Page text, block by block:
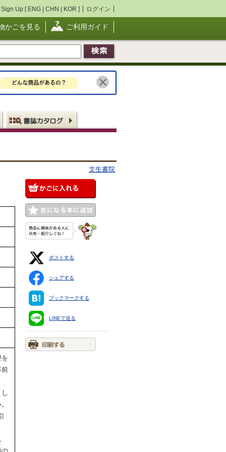
Sign Up [ ENG | CHN | KOR ] ログイン
かごを見る ご利用ガイド
文生書院
前
ポストする
シェアする
ブックマークする
LINEで送る